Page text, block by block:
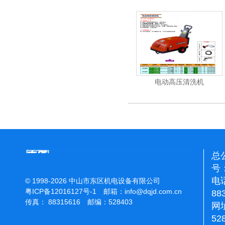
电动高压清洗机
© 1998-2026 中山市东区机电设备有限公司
粤ICP备12016127号-1
邮箱： info@dqjd.com.cn
传真： 88315616 邮编：528403
总
号
电
网